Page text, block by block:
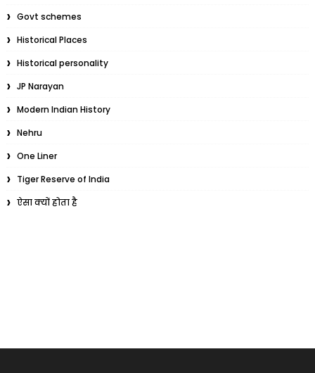
Govt schemes
Historical Places
Historical personality
JP Narayan
Modern Indian History
Nehru
One Liner
Tiger Reserve of India
ऐसा क्यों होता है